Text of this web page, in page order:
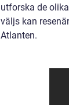
utforska de
väljs kan
Atlanten.